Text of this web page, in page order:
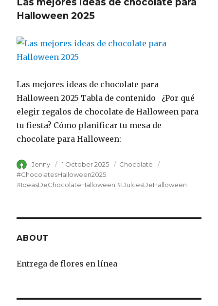
Halloween 2025
Las mejores ideas de chocolate para
Halloween 2025 Tabla de contenido ¿Por qué
elegir regalos de chocolate de Halloween para
tu fiesta? Cómo planificar tu mesa de
chocolate para Halloween:
Author
Jenny
Posted
on
1 October 2025 Category
Chocolate
#ChocolatesHalloween2025
#IdeasDeChocolateHalloween #DulcesDeHalloween
ABOUT
Entrega de flores en línea